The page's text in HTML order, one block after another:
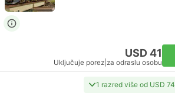
USD 41
Uključuje porez za odraslu osobu
1 razred više od USD 74